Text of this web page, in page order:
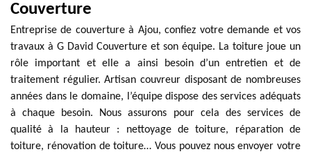
Couverture
Entreprise de couverture à Ajou, confiez votre demande et vos
travaux à G David Couverture et son équipe. La toiture joue un
rôle important et elle a ainsi besoin d’un entretien et de
traitement régulier. Artisan couvreur disposant de nombreuses
années dans le domaine, l’équipe dispose des services adéquats
à chaque besoin. Nous assurons pour cela des services de
qualité à la hauteur : nettoyage de toiture, réparation de
toiture, rénovation de toiture… Vous pouvez nous envoyer votre